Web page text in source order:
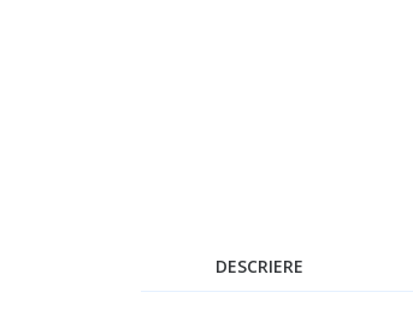
DESCRIERE